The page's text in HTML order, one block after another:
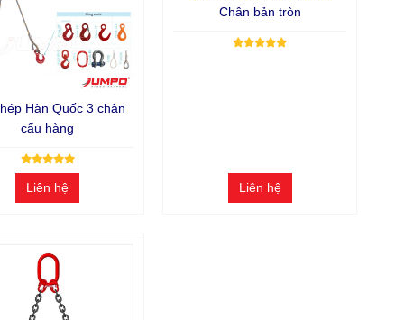
Hàn Quốc 3 chân
cẩu hàng
Liên hệ
Chân bản tròn
Liên hệ